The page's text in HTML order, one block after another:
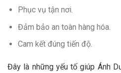
Phục vụ tận nơi.
Đảm bảo an toàn hàng hóa.
Cam kết đúng tiến độ.
Đây là những yếu tố giúp Ánh